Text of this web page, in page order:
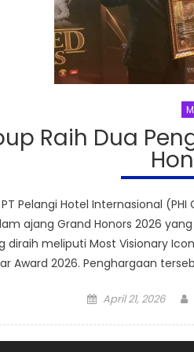
Raih Dua
PT Pelangi Hotel Internasional
ajang Grand Honors 2026
diraih meliputi Most Visionary
Award 2026. Penghargaan
Posted
April 21, 2026